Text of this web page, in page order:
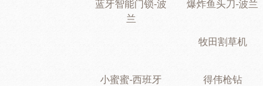
蓝牙智能门锁-波
兰
爆炸鱼头刀-波兰
牧田割草机
小蜜蜜-西班牙 得伟枪钻